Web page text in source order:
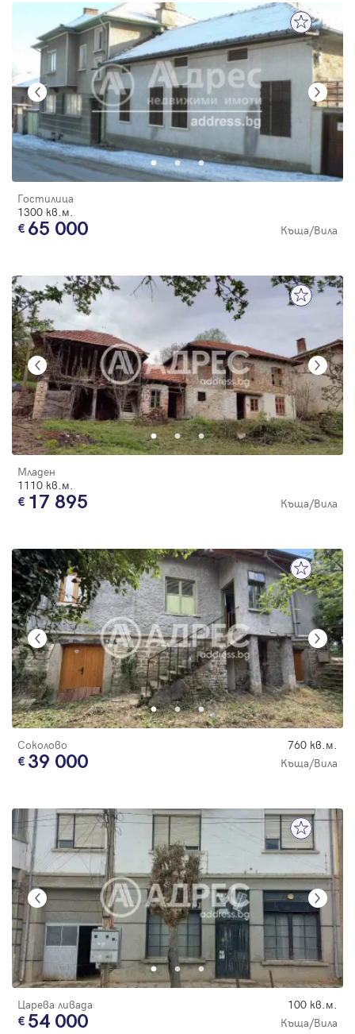
Гостилица
1300 кв.м.
65 000 Къща/Вила
Младен
1110 кв.м.
17 895 Къща/Вила
Соколово 760 кв.м.
39 000 Къща/Вила
Царева ливада 100 кв.м.
54 000 Къща/Вила